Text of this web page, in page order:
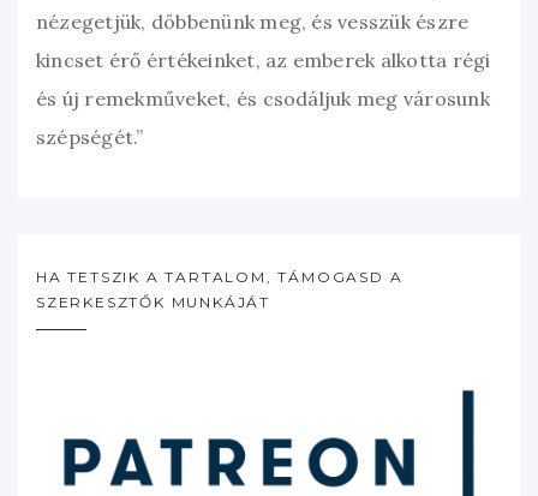
nézegetjük, döbbenünk meg, és vesszük észre
kincset érő értékeinket, az emberek alkotta régi
és új remekműveket, és csodáljuk meg városunk
szépségét.”
HA TETSZIK A TARTALOM, TÁMOGASD A
SZERKESZTŐK MUNKÁJÁT